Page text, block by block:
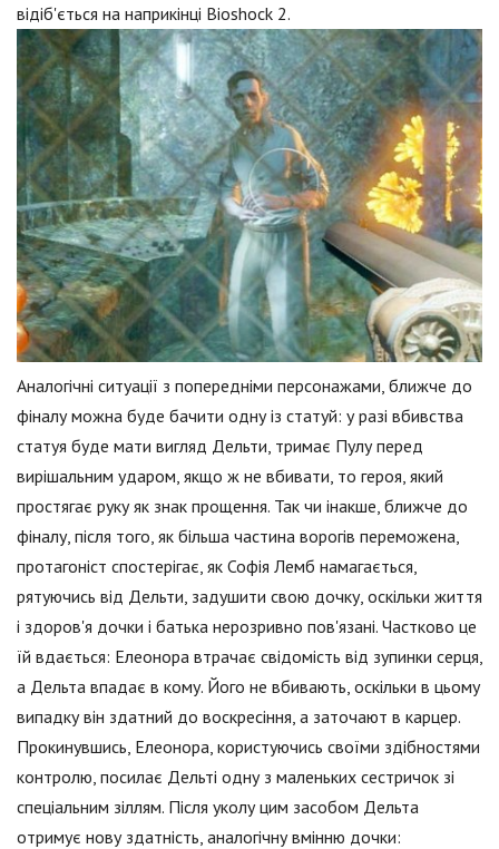
відіб'ється на наприкінці Bioshock 2.
Аналогічні ситуації з попередніми персонажами, ближче до
фіналу можна буде бачити одну із статуй: у разі вбивства
статуя буде мати вигляд Дельти, тримає Пулу перед
вирішальним ударом, якщо ж не вбивати, то героя, який
простягає руку як знак прощення. Так чи інакше, ближче до
фіналу, після того, як більша частина ворогів переможена,
протагоніст спостерігає, як Софія Лемб намагається,
рятуючись від Дельти, задушити свою дочку, оскільки життя
і здоров'я дочки і батька нерозривно пов'язані. Частково це
їй вдається: Елеонора втрачає свідомість від зупинки серця,
а Дельта впадає в кому. Його не вбивають, оскільки в цьому
випадку він здатний до воскресіння, а заточают в карцер.
Прокинувшись, Елеонора, користуючись своїми здібностями
контролю, посилає Дельті одну з маленьких сестричок зі
спеціальним зіллям. Після уколу цим засобом Дельта
отримує нову здатність, аналогічну вмінню дочки: